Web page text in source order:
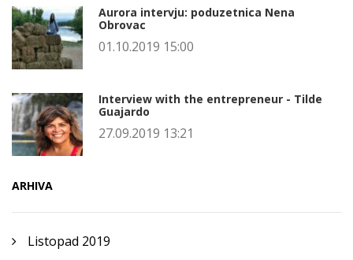
Aurora intervju: poduzetnica Nena
Obrovac
01.10.2019 15:00
Interview with the entrepreneur - Tilde
Guajardo
27.09.2019 13:21
ARHIVA
Listopad 2019